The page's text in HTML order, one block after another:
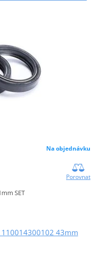
Na objednávku
Porovnat
SET
110014300102 43mm